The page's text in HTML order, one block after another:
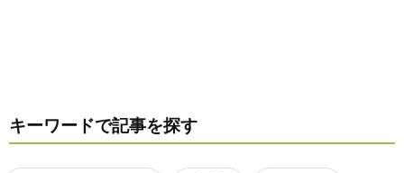
キーワードで記事を探す